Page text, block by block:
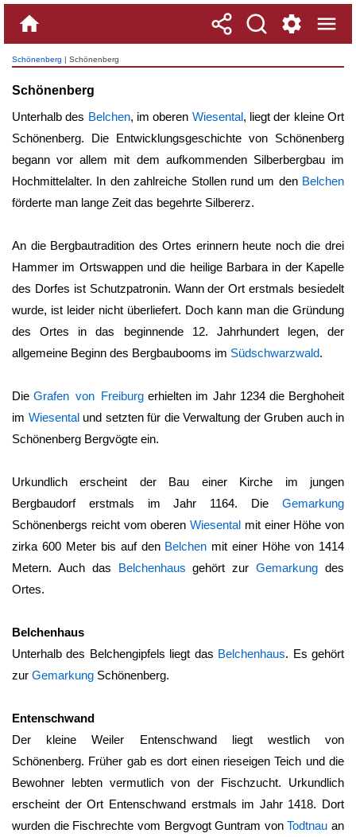
Schönenberg | Schönenberg
Schönenberg
Unterhalb des Belchen, im oberen Wiesental, liegt der kleine Ort
Schönenberg. Die Entwicklungsgeschichte von Schönenberg
begann vor allem mit dem aufkommenden Silberbergbau im
Hochmittelalter. In den zahlreiche Stollen rund um den Belchen
förderte man lange Zeit das begehrte Silbererz.
An die Bergbautradition des Ortes erinnern heute noch die drei
Hammer im Ortswappen und die heilige Barbara in der Kapelle
des Dorfes ist Schutzpatronin. Wann der Ort erstmals besiedelt
wurde, ist leider nicht überliefert. Doch kann man die Gründung
des Ortes in das beginnende 12. Jahrhundert legen, der
allgemeine Beginn des Bergbaubooms im Südschwarzwald.
DieGrafen von Freiburg erhielten im Jahr 1234 die Berghoheit
im Wiesentalund setzten für die Verwaltung der Gruben auch in
Schönenberg Bergvögte ein.
Urkundlich erscheint der Bau einer Kirche im jungen
Bergbaudorf erstmals im Jahr 1164. Die Gemarkung
Schönenbergs reicht vom oberen Wiesental mit einer Höhe von
zirka 600 Meter bis auf den Belchen mit einer Höhe von 1414
Metern. Auch das Belchenhaus gehört zurGemarkung des
Ortes.
Belchenhaus
Unterhalb des Belchengipfels liegt das Belchenhaus. Es gehört
zur Gemarkung Schönenberg.
Entenschwand
Der kleine Weiler Entenschwand liegt westlich von
Schönenberg. Früher gab es dort einen rieseigen Teich und die
Bewohner lebten vermutlich von der Fischzucht. Urkundlich
erscheint der Ort Entenschwand erstmals im Jahr 1418. Dort
wurden die Fischrechte vom Bergvogt Guntram vonTodtnau an